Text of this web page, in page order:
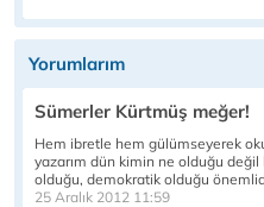
Yorumlarım
Sümerler Kürtmüş meğer!
Hem ibretle hem gülümseyerek
yazarım dün kimin ne olduğu
olduğu, demokratik olduğu
25 Aralık 2012 11:59